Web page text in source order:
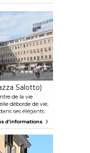
Salotto)
de la vie
déborde de vie,
ses élégants
observer les
parfois
concerts et des
d'informations